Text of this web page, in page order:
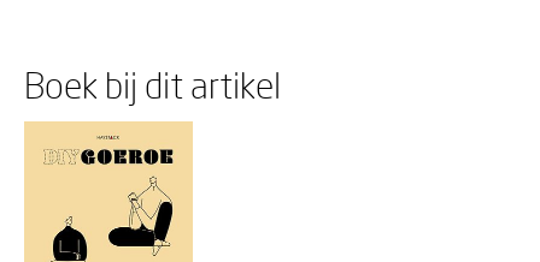
Boek bij dit artikel